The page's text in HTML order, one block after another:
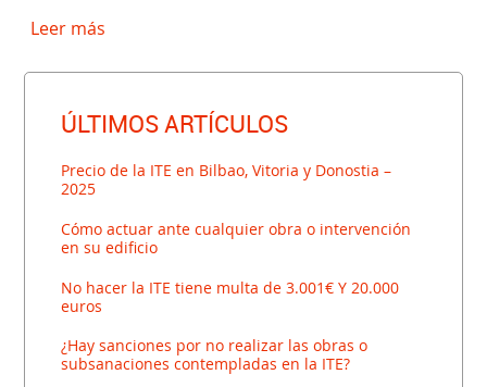
Leer más
ÚLTIMOS ARTÍCULOS
Precio de la ITE en Bilbao, Vitoria y Donostia –
2025
Cómo actuar ante cualquier obra o intervención
en su edificio
No hacer la ITE tiene multa de 3.001€ Y 20.000
euros
¿Hay sanciones por no realizar las obras o
subsanaciones contempladas en la ITE?